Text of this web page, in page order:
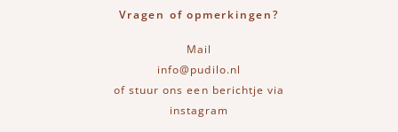
Vragen of opmerkingen?
Mail
info@pudilo.nl
of stuur ons een berichtje via
instagram